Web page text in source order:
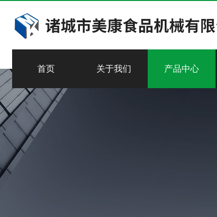
首页 关于我们 产品中心